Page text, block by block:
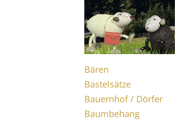
Bären
Bastelsätze
Bauernhof / Dörfer
Baumbehang